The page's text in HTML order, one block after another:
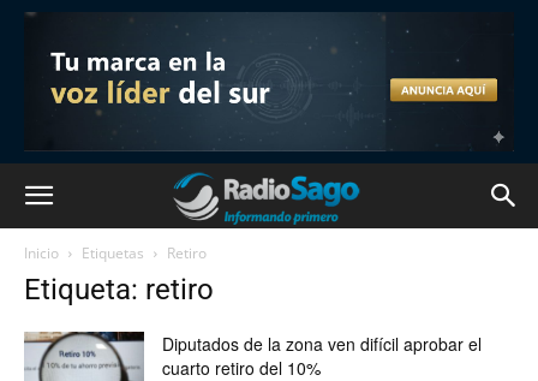
Inicio Etiquetas Retiro
Etiqueta: retiro
Diputados de la zona ven difícil aprobar el
cuarto retiro del 10%